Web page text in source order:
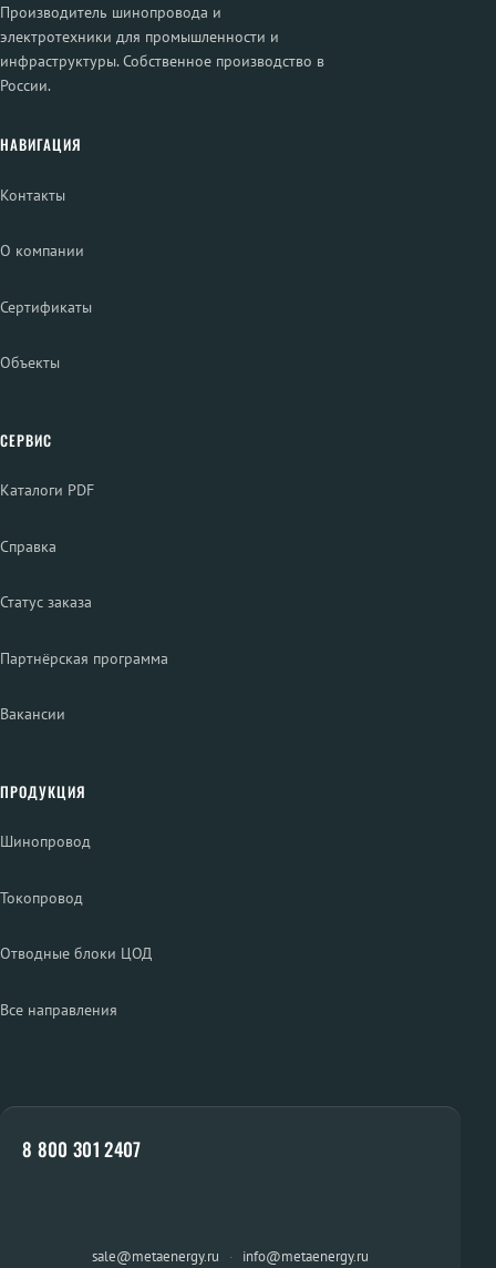
Производитель шинопровода и
электротехники для промышленности и
инфраструктуры. Собственное производство в
России.
НАВИГАЦИЯ
Контакты
О компании
Сертификаты
Объекты
СЕРВИС
Каталоги PDF
Справка
Статус заказа
Партнёрская программа
Вакансии
ПРОДУКЦИЯ
Шинопровод
Токопровод
Отводные блоки ЦОД
Все направления
8 800 301 2407
sale@metaenergy.ru · info@metaenergy.ru